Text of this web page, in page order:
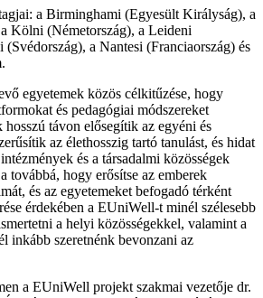
a Birminghami (Egyesült Királyság), a
Kölni (Németország), a Leideni
a Nantesi (Franciaország) és
egyetemek közös célkitűzése, hogy
és pedagógiai módszereket
távon elősegítik az egyéni és
az élethosszig tartó tanulást, és hidat
és a társadalmi közösségek
továbbá, hogy erősítse az emberek
és az egyetemeket befogadó térként
érdekében a EUniWell-t minél szélesebb
a helyi közösségekkel, valamint a
inkább szeretnénk bevonzani az
a EUniWell projekt szakmai vezetője dr.